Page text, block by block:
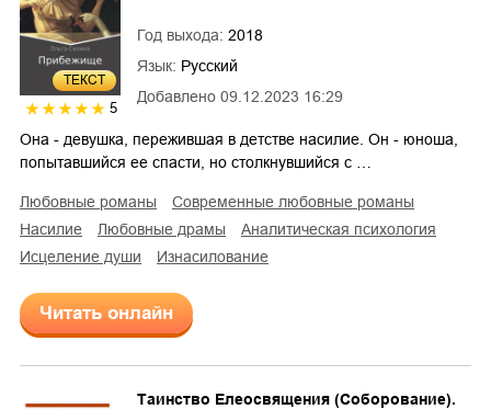
ТЕКСТ
5
Добавлено 09.12.2023 16:29
Год выхода: 2018
Язык: Русский
Она - девушка, пережившая в детстве насилие. Он - юноша,
попытавшийся ее спасти, но столкнувшийся с …
любовные романы
современные любовные романы
насилие
любовные драмы
аналитическая психология
исцеление души
изнасилование
Читать онлайн
Таинство Елеосвящения (Соборование).